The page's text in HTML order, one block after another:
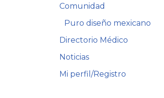
Comunidad
Puro diseño mexicano
Directorio Médico
Noticias
Mi perfil/Registro